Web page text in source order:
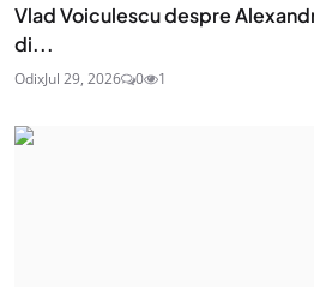
Vlad Voiculescu despre
di...
OdixJul 29, 2026 0 1